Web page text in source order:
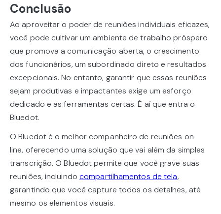
Conclusão
Ao aproveitar o poder de reuniões individuais eficazes,
você pode cultivar um ambiente de trabalho próspero
que promova a comunicação aberta, o crescimento
dos funcionários, um subordinado direto e resultados
excepcionais. No entanto, garantir que essas reuniões
sejam produtivas e impactantes exige um esforço
dedicado e as ferramentas certas. É aí que entra o
Bluedot.
O Bluedot é o melhor companheiro de reuniões on-
line, oferecendo uma solução que vai além da simples
transcrição. O Bluedot permite que você grave suas
reuniões, incluindo compartilhamentos de tela,
garantindo que você capture todos os detalhes, até
mesmo os elementos visuais.